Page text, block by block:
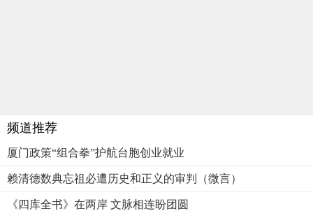
频道推荐
厦门政策“组合拳”护航台胞创业就业
赖清德数典忘祖必遭历史和正义的审判（微言）
《四库全书》在两岸 文脉相连盼团圆